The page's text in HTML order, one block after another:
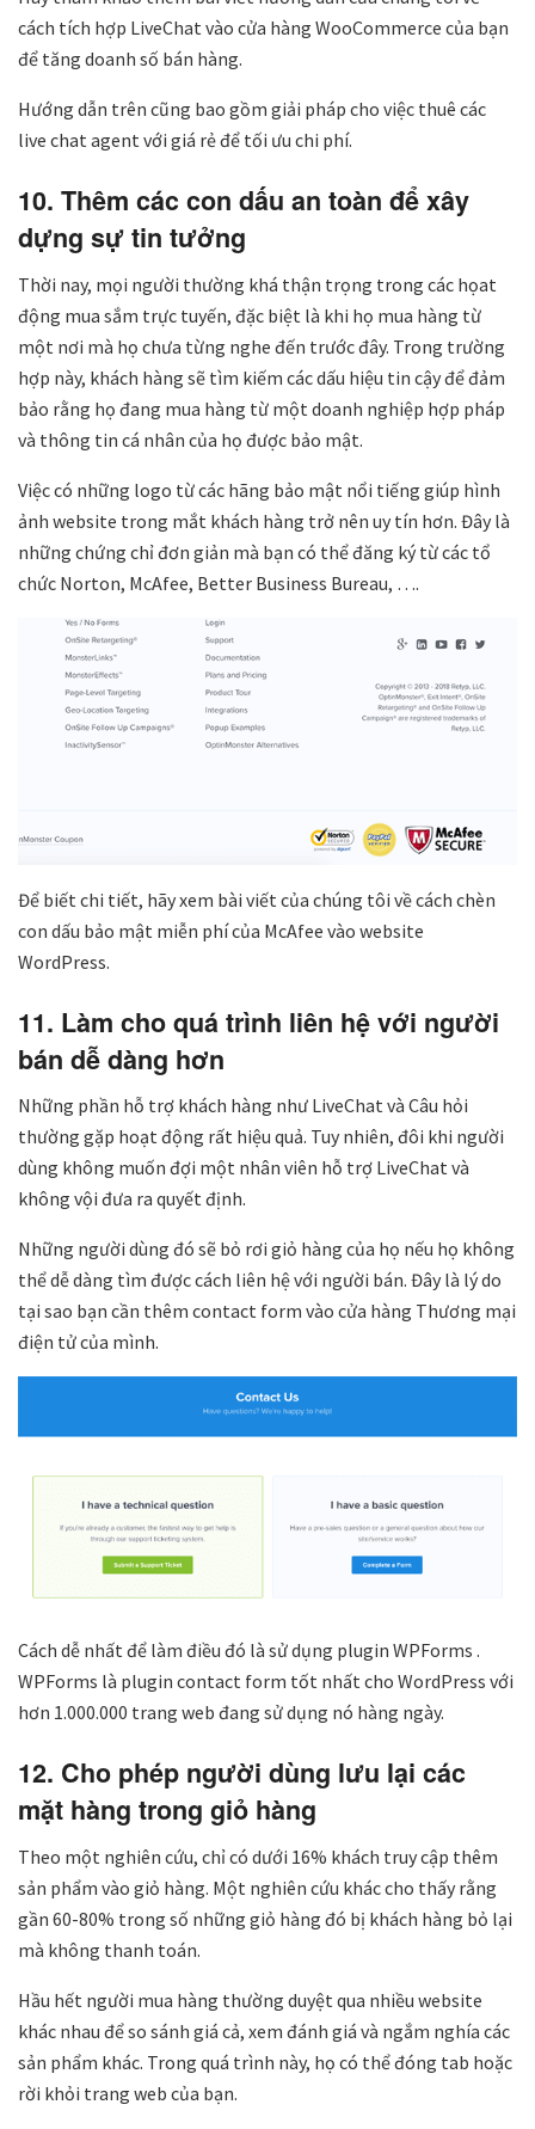
cách tích hợp LiveChat vào cửa hàng WooCommerce của bạn
để tăng doanh số bán hàng.
Hướng dẫn trên cũng bao gồm giải pháp cho việc thuê các
live chat agent với giá rẻ để tối ưu chi phí.
10. Thêm các con dấu an toàn để xây
dựng sự tin tưởng
Thời nay, mọi người thường khá thận trọng trong các họat
động mua sắm trực tuyến, đặc biệt là khi họ mua hàng từ
một nơi mà họ chưa từng nghe đến trước đây. Trong trường
hợp này, khách hàng sẽ tìm kiếm các dấu hiệu tin cậy để đảm
bảo rằng họ đang mua hàng từ một doanh nghiệp hợp pháp
và thông tin cá nhân của họ được bảo mật.
Việc có những logo từ các hãng bảo mật nổi tiếng giúp hình
ảnh website trong mắt khách hàng trở nên uy tín hơn. Đây là
những chứng chỉ đơn giản mà bạn có thể đăng ký từ các tổ
chức Norton, McAfee, Better Business Bureau, ….
Để biết chi tiết, hãy xem bài viết của chúng tôi về cách chèn
con dấu bảo mật miễn phí của McAfee vào website
WordPress.
11. Làm cho quá trình liên hệ với người
bán dễ dàng hơn
Những phần hỗ trợ khách hàng như LiveChat và Câu hỏi
thường gặp hoạt động rất hiệu quả. Tuy nhiên, đôi khi người
dùng không muốn đợi một nhân viên hỗ trợ LiveChat và
không vội đưa ra quyết định.
Những người dùng đó sẽ bỏ rơi giỏ hàng của họ nếu họ không
thể dễ dàng tìm được cách liên hệ với người bán. Đây là lý do
tại sao bạn cần thêm contact form vào cửa hàng Thương mại
điện tử của mình.
Cách dễ nhất để làm điều đó là sử dụng plugin WPForms .
WPForms là plugin contact form tốt nhất cho WordPress với
hơn 1.000.000 trang web đang sử dụng nó hàng ngày.
12. Cho phép người dùng lưu lại các
mặt hàng trong giỏ hàng
Theo một nghiên cứu, chỉ có dưới 16% khách truy cập thêm
sản phẩm vào giỏ hàng. Một nghiên cứu khác cho thấy rằng
gần 60-80% trong số những giỏ hàng đó bị khách hàng bỏ lại
mà không thanh toán.
Hầu hết người mua hàng thường duyệt qua nhiều website
khác nhau để so sánh giá cả, xem đánh giá và ngắm nghía các
sản phẩm khác. Trong quá trình này, họ có thể đóng tab hoặc
rời khỏi trang web của bạn.